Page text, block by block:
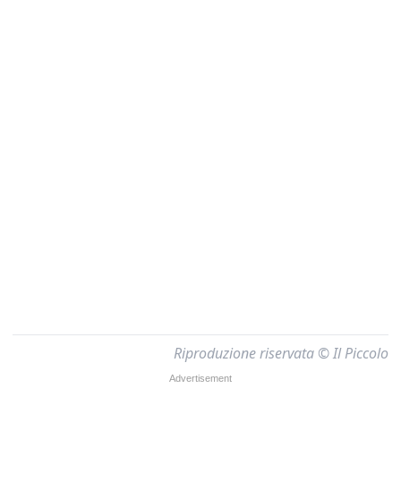
Riproduzione riservata © Il Piccolo